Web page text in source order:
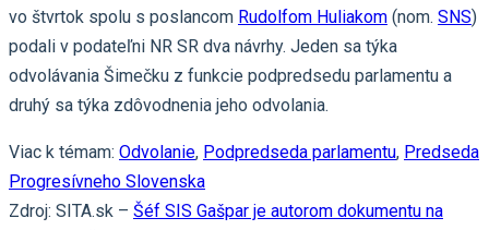
vo štvrtok spolu s poslancom Rudolfom Huliakom (nom. SNS)
podali v podateľni NR SR dva návrhy. Jeden sa týka
odvolávania Šimečku z funkcie podpredsedu parlamentu a
druhý sa týka zdôvodnenia jeho odvolania.
Viac k témam: Odvolanie, Podpredseda parlamentu, Predseda
Progresívneho Slovenska
Zdroj: SITA.sk – Šéf SIS Gašpar je autorom dokumentu na